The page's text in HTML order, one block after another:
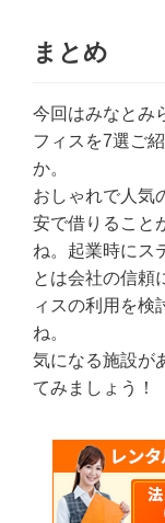
まとめ
今回はみなとみ
フィスを7選ご
か。
おしゃれで人気
安で借りること
ね。起業時にス
とは会社の信頼
ィスの利用を検
ね。
気になる施設が
てみましょう！